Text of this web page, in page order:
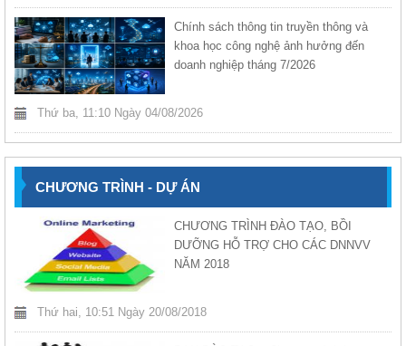
Chính sách thông tin truyền thông và
khoa học công nghệ ảnh hưởng đến
doanh nghiệp tháng 7/2026
Thứ ba, 11:10 Ngày 04/08/2026
CHƯƠNG TRÌNH - DỰ ÁN
CHƯƠNG TRÌNH ĐÀO TẠO, BỒI
DƯỠNG HỖ TRỢ CHO CÁC DNNVV
NĂM 2018
Thứ hai, 10:51 Ngày 20/08/2018